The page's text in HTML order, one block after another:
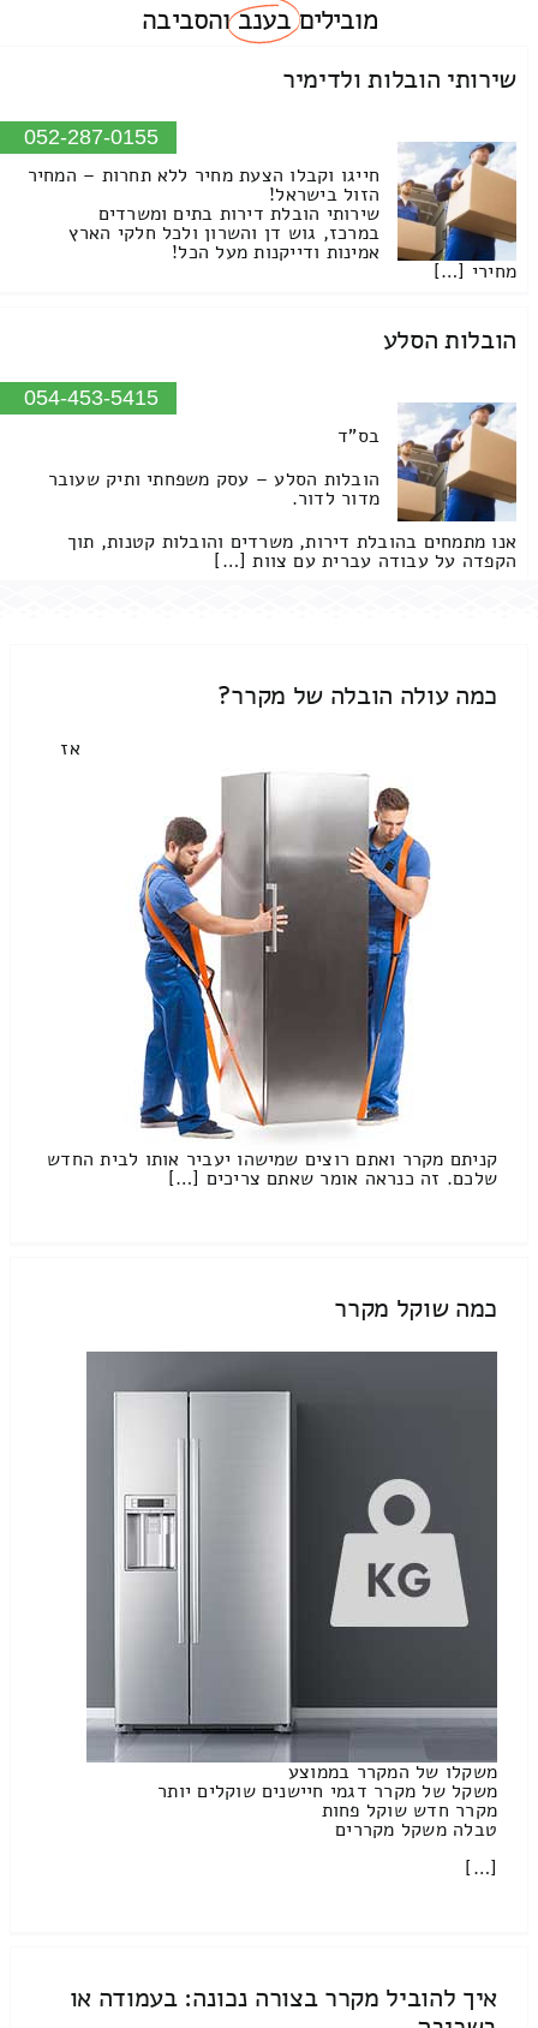
מוביליםבענבוהסביבה
שירותי הובלות ולדימיר
052-287-0155
חייגו וקבלו הצעת מחיר ללא תחרות – המחיר
הזול בישראל!
שירותי הובלת דירות בתים ומשרדים
במרכז, גוש דן והשרון ולכל חלקי הארץ
אמינות ודייקנות מעל הכל!
מחירי […]
הובלות הסלע
054-453-5415
בס"ד
הובלות הסלע – עסק משפחתי ותיק שעובר
מדור לדור.
אנו מתמחים בהובלת דירות, משרדים והובלות קטנות, תוך
הקפדה על עבודה עברית עם צוות […]
כמה עולה הובלה של מקרר?
אז
קניתם מקרר ואתם רוצים שמישהו יעביר אותו לבית החדש
שלכם. זה כנראה אומר שאתם צריכים […]
כמה שוקל מקרר
משקלו של המקרר בממוצע
משקל של מקרר דגמי חיישנים שוקלים יותר
מקרר חדש שוקל פחות
טבלה משקל מקררים
[…]
איך להוביל מקרר בצורה נכונה: בעמודה או